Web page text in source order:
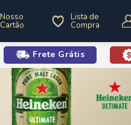
Nosso
Cartão
Lista de
Compra
Frete Grátis